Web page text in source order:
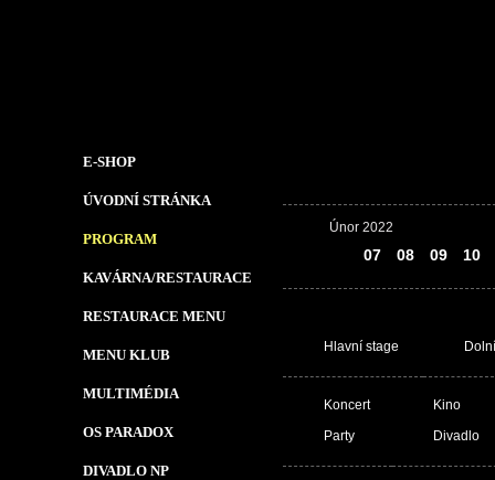
E-SHOP
ÚVODNÍ STRÁNKA
PROGRAM
KAVÁRNA/RESTAURACE
RESTAURACE MENU
MENU KLUB
MULTIMÉDIA
OS PARADOX
DIVADLO NP
Únor 2022
07 08 09 10
Hlavní stage
Koncert
Party
Kino
Divadlo